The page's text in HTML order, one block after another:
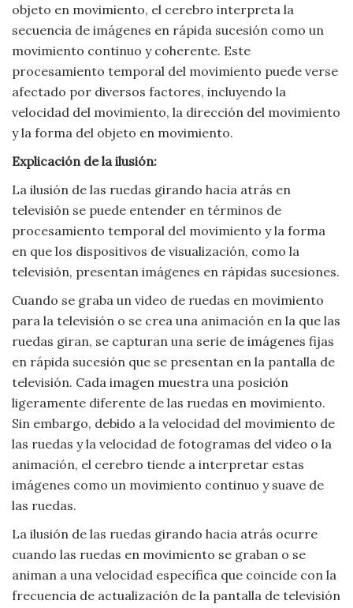
objeto en movimiento, el cerebro interpreta la
secuencia de imágenes en rápida sucesión como un
movimiento continuo y coherente. Este
procesamiento temporal del movimiento puede verse
afectado por diversos factores, incluyendo la
velocidad del movimiento, la dirección del movimiento
y la forma del objeto en movimiento.
Explicación de la ilusión:
La ilusión de las ruedas girando hacia atrás en
televisión se puede entender en términos de
procesamiento temporal del movimiento y la forma
en que los dispositivos de visualización, como la
televisión, presentan imágenes en rápidas sucesiones.
Cuando se graba un video de ruedas en movimiento
para la televisión o se crea una animación en la que las
ruedas giran, se capturan una serie de imágenes fijas
en rápida sucesión que se presentan en la pantalla de
televisión. Cada imagen muestra una posición
ligeramente diferente de las ruedas en movimiento.
Sin embargo, debido a la velocidad del movimiento de
las ruedas y la velocidad de fotogramas del video o la
animación, el cerebro tiende a interpretar estas
imágenes como un movimiento continuo y suave de
las ruedas.
La ilusión de las ruedas girando hacia atrás ocurre
cuando las ruedas en movimiento se graban o se
animan a una velocidad específica que coincide con la
frecuencia de actualización de la pantalla de televisión